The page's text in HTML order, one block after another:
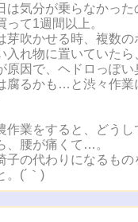
は気分が乗らなかった
って1週間以上。
芽吹かせる時、複数の
入れ物に置いていたら
原因で、ヘドロっぽい
腐るかも…と渋々作業
作業をすると、どうし
、腰が痛くて…。
子の代わりになるもの
。(´｀)